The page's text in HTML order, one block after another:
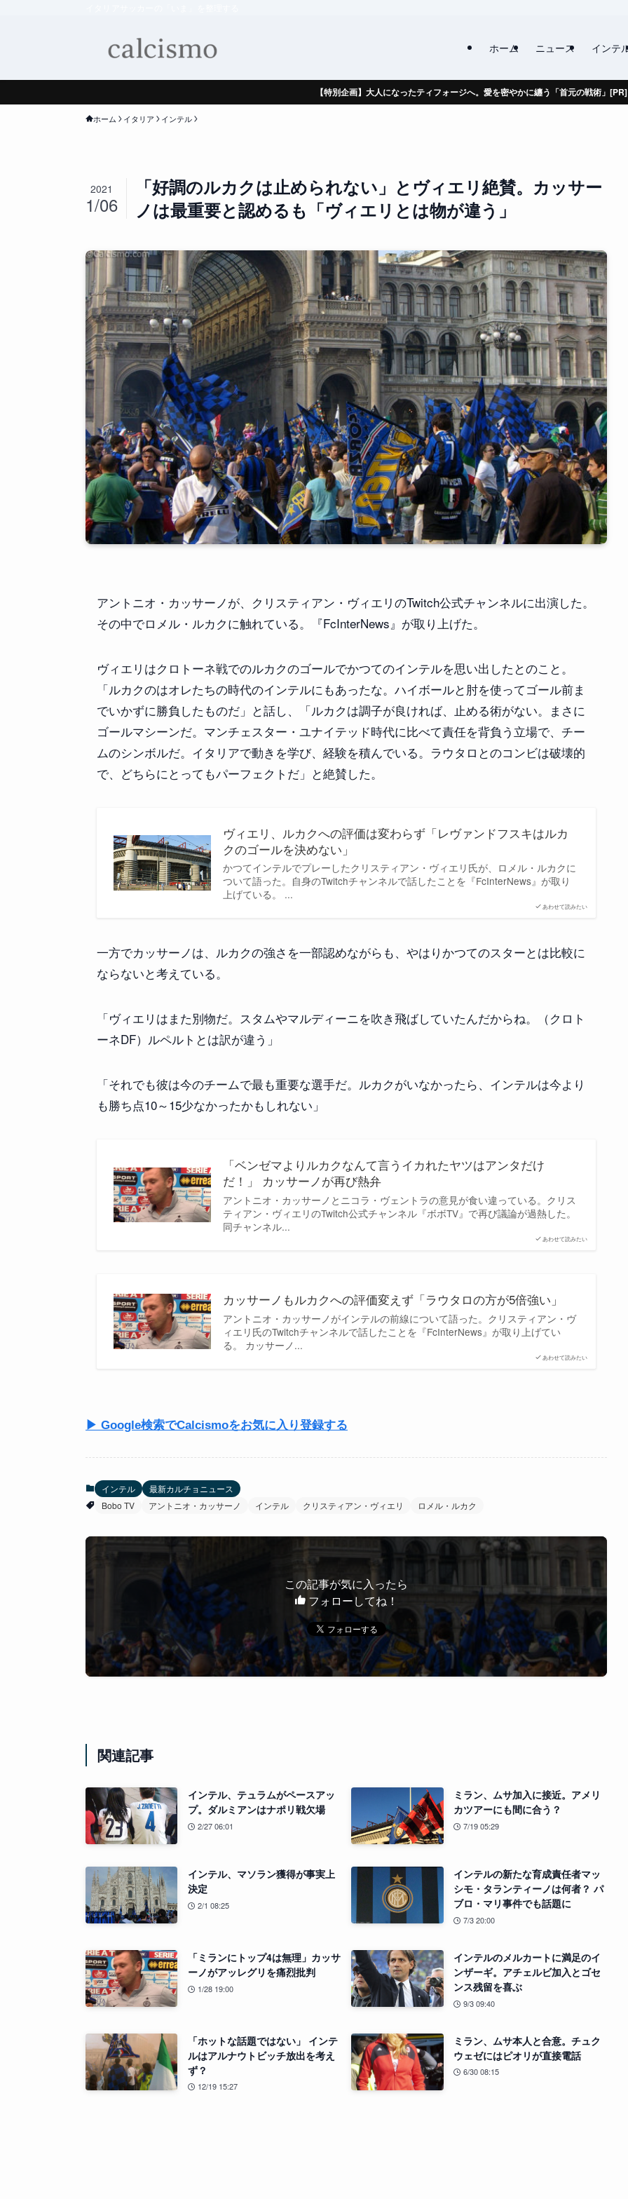
ホーム ニュース インテ
【特別企画】大人になったティフォージへ。愛を密やかに纏う「首元の戦術」[PR]
ホーム イタリア インテル
「好調のルカクは止められない」とヴィエリ絶賛。カッサー
ノは最重要と認めるも「ヴィエリとは物が違う」
2021
1/06
アントニオ・カッサーノが、クリスティアン・ヴィエリのTwitch公式チャンネルに出演した。
その中でロメル・ルカクに触れている。『FcInterNews』が取り上げた。
ヴィエリはクロトーネ戦でのルカクのゴールでかつてのインテルを思い出したとのこと。
「ルカクのはオレたちの時代のインテルにもあったな。ハイボールと肘を使ってゴール前ま
でいかずに勝負したものだ」と話し、「ルカクは調子が良ければ、止める術がない。まさに
ゴールマシーンだ。マンチェスター・ユナイテッド時代に比べて責任を背負う立場で、チー
ムのシンボルだ。イタリアで動きを学び、経験を積んでいる。ラウタロとのコンビは破壊的
で、どちらにとってもパーフェクトだ」と絶賛した。
あわせて読みたい
ヴィエリ、ルカクへの評価は変わらず「レヴァンドフスキはルカ
クのゴールを決めない」
かつてインテルでプレーしたクリスティアン・ヴィエリ氏が、ロメル・ルカクに
ついて語った。自身のTwitchチャンネルで話したことを『FcInterNews』が取り
上げている。 ...
一方でカッサーノは、ルカクの強さを一部認めながらも、やはりかつてのスターとは比較に
ならないと考えている。
「ヴィエリはまた別物だ。スタムやマルディーニを吹き飛ばしていたんだからね。（クロト
ーネDF）ルペルトとは訳が違う」
「それでも彼は今のチームで最も重要な選手だ。ルカクがいなかったら、インテルは今より
も勝ち点10～15少なかったかもしれない」
あわせて読みたい
「ベンゼマよりルカクなんて言うイカれたヤツはアンタだけ
だ！」 カッサーノが再び熱弁
アントニオ・カッサーノとニコラ・ヴェントラの意見が食い違っている。クリス
ティアン・ヴィエリのTwitch公式チャンネル『ボボTV』で再び議論が過熱した。
同チャンネル...
あわせて読みたい
カッサーノもルカクへの評価変えず「ラウタロの方が5倍強い」
アントニオ・カッサーノがインテルの前線について語った。クリスティアン・ヴ
ィエリ氏のTwitchチャンネルで話したことを『FcInterNews』が取り上げてい
る。 カッサーノ...
▶ Google検索でCalcismoをお気に入り登録する
インテル
最新カルチョニュース
Bobo TV
アントニオ・カッサーノ インテル クリスティアン・ヴィエリ ロメル・ルカク
この記事が気に入ったら
フォローしてね！
関連記事
インテル、テュラムがペースアッ
プ。ダルミアンはナポリ戦欠場
2/27 06:01
ミラン、ムサ加入に接近。アメリ
カツアーにも間に合う？
7/19 05:29
インテル、マソラン獲得が事実上
決定
2/1 08:25
インテルの新たな育成責任者マッ
シモ・タランティーノは何者？ パ
ブロ・マリ事件でも話題に
7/3 20:00
「ミランにトップ4は無理」カッサ
ーノがアッレグリを痛烈批判
1/28 19:00
インテルのメルカートに満足のイ
ンザーギ。アチェルビ加入とゴセ
ンス残留を喜ぶ
9/3 09:40
「ホットな話題ではない」 インテ
ルはアルナウトビッチ放出を考え
ず？
12/19 15:27
ミラン、ムサ本人と合意。チュク
ウェゼにはピオリが直接電話
6/30 08:15